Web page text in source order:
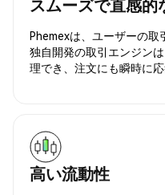
スムーズで直感的
Phemexは、ユーザーの取
独自開発の取引エンジン
理でき、注文にも瞬時に応
高い流動性